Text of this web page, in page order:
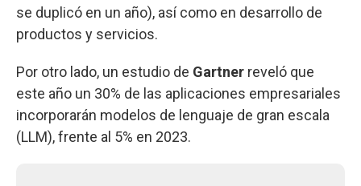
se duplicó en un año), así como en desarrollo de
productos y servicios.
Por otro lado, un estudio de Gartner reveló que
este año un 30% de las aplicaciones empresariales
incorporarán modelos de lenguaje de gran escala
(LLM), frente al 5% en 2023.